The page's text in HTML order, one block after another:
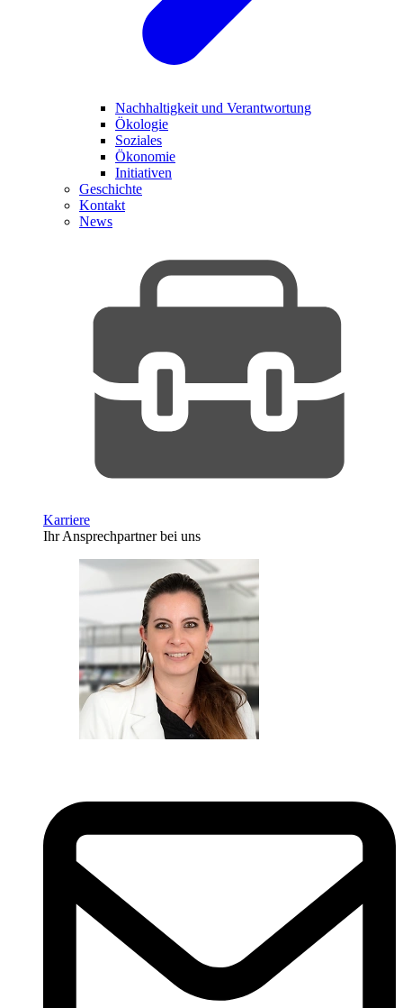
Nachhaltigkeit und Verantwortung
Ökologie
Soziales
Ökonomie
Initiativen
Geschichte
Kontakt
News
Karriere
Ihr Ansprechpartner bei uns